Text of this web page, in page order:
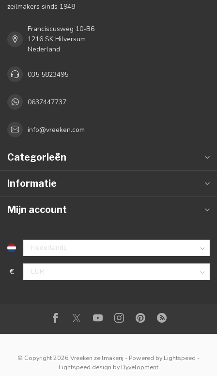
zeilmakers sinds 1948
Franciscusweg 10-B6
1216 SK Hilversum
Nederland
035 5823495
0637447737
info@vreeken.com
Categorieën
Informatie
Mijn account
€
© Copyright 2026 Vreeken zeilmakerij - Powered by Lightspeed -
Lightspeed design by Dyvelopment